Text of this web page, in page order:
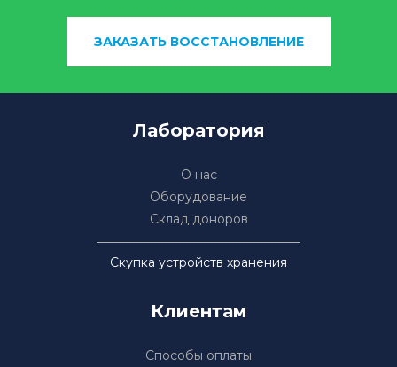
ЗАКАЗАТЬ ВОССТАНОВЛЕНИЕ
Лаборатория
О нас
Оборудование
Склад доноров
Скупка устройств хранения
Клиентам
Способы оплаты